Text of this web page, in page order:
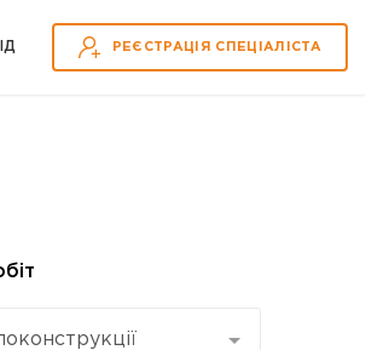
РЕЄСТРАЦІЯ СПЕЦІАЛІСТА